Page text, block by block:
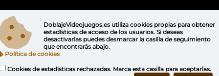
DeVuego
DeVuego GAL
DoblajeVideojuegos.es utiliza cookies propiaspara obtener
estadísticas de acceso de los usuarios. Si deseas
desactivarlas puedes desmarcar la casilla de seguimiento
que encontrarás abajo.
Política de cookies
Cookies de estadísticas rechazadas. Marca esta casilla para aceptarlas.